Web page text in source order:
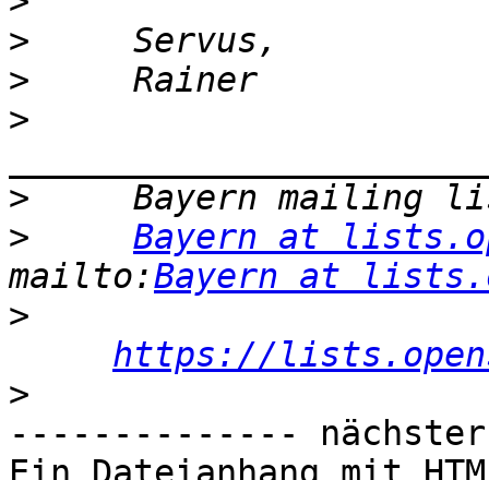
>
>
>
>
>
Bayern at
mailto:Bayern at
>
https://
>
--------------